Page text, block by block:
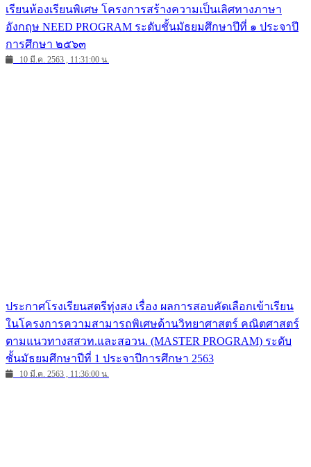
เรียนห้องเรียนพิเศษ โครงการสร้างความเป็นเลิศทางภาษา
อังกฤษ NEED PROGRAM ระดับชั้นมัธยมศึกษาปีที่ ๑ ประจาปี
การศึกษา ๒๕๖๓
10 มี.ค. 2563 , 11:31:00 น.
ประกาศโรงเรียนสตรีทุ่งสง เรื่อง ผลการสอบคัดเลือกเข้าเรียน
ในโครงการความสามารถพิเศษด้านวิทยาศาสตร์ คณิตศาสตร์
ตามแนวทางสสวท.และสอวน. (MASTER PROGRAM) ระดับ
ชั้นมัธยมศึกษาปีที่ 1 ประจาปีการศึกษา 2563
10 มี.ค. 2563 , 11:36:00 น.